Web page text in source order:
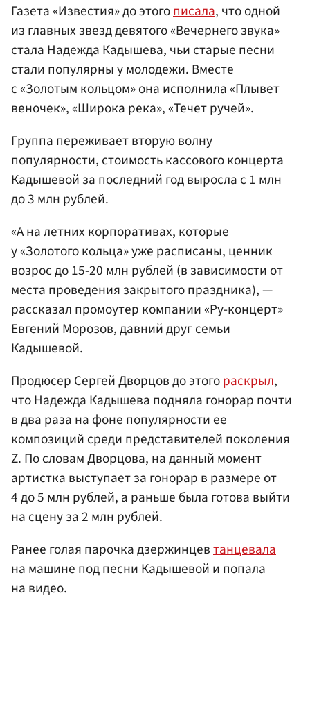
Газета «Известия» до этогописала, что одной
из главных звезд девятого «Вечернего звука»
стала Надежда Кадышева, чьи старые песни
стали популярны у молодежи. Вместе
с «Золотым кольцом» она исполнила «Плывет
веночек», «Широка река», «Течет ручей».
Группа переживает вторую волну
популярности, стоимость кассового концерта
Кадышевой за последний год выросла с 1 млн
до 3 млн рублей.
«А на летних корпоративах, которые
у «Золотого кольца» уже расписаны, ценник
возрос до 15-20 млн рублей (в зависимости от
места проведения закрытого праздника), —
рассказал промоутер компании «Ру-концерт»
Евгений Морозов, давний друг семьи
Кадышевой.
ПродюсерСергей Дворцовдо этогораскрыл,
что Надежда Кадышева подняла гонорар почти
в два раза на фоне популярности ее
композиций среди представителей поколения
Z. По словам Дворцова, на данный момент
артистка выступает за гонорар в размере от
4 до 5 млн рублей, а раньше была готова выйти
на сцену за 2 млн рублей.
Ранее голая парочка дзержинцевтанцевала
на машине под песни Кадышевой и попала
на видео.